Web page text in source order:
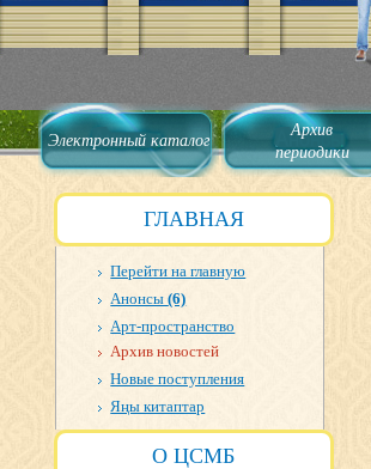
Электронный каталог
Архив
периодики
ГЛАВНАЯ
Перейти на главную
Анонсы(6)
Арт-пространство
Архив новостей
Новые поступления
Яңы китаптар
О ЦСМБ